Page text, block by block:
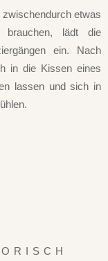
etwas
brauchen, lädt die
ein. Nach
in die Kissen eines
lassen und sich in